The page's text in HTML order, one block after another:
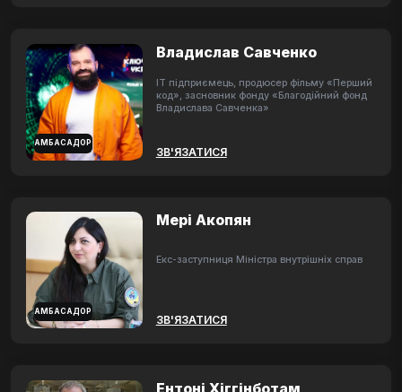
АМБАСАДОР
Владислав Савченко
ІТ підприємець, продюсер фільму «Перший
код», засновник фонду «Благодійний фонд
Владислава Савченка»
ЗВ'ЯЗАТИСЯ
АМБАСАДОР
Мері Акопян
Екс-заступниця Міністра внутрішніх справ
ЗВ'ЯЗАТИСЯ
Ентоні Хіггінботам